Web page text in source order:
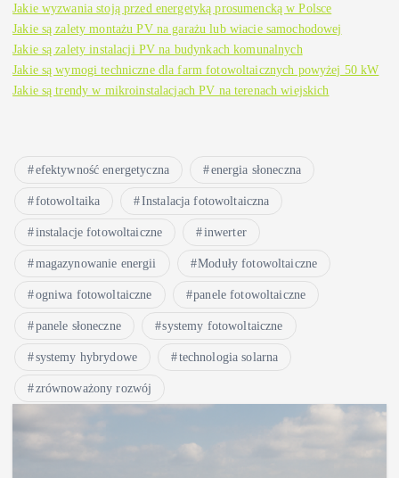
Jakie wyzwania stoją przed energetyką prosumencką w Polsce
Jakie są zalety montażu PV na garażu lub wiacie samochodowej
Jakie są zalety instalacji PV na budynkach komunalnych
Jakie są wymogi techniczne dla farm fotowoltaicznych powyżej 50 kW
Jakie są trendy w mikroinstalacjach PV na terenach wiejskich
efektywność energetyczna energia słoneczna
fotowoltaika Instalacja fotowoltaiczna
instalacje fotowoltaiczne inwerter
magazynowanie energii Moduły fotowoltaiczne
ogniwa fotowoltaiczne panele fotowoltaiczne
panele słoneczne systemy fotowoltaiczne
systemy hybrydowe technologia solarna
zrównoważony rozwój